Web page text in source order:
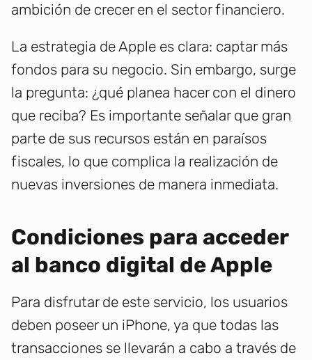
ambición de crecer en el sector financiero.
La estrategia de Apple es clara: captar más
fondos para su negocio. Sin embargo, surge
la pregunta: ¿qué planea hacer con el dinero
que reciba? Es importante señalar que gran
parte de sus recursos están en paraísos
fiscales, lo que complica la realización de
nuevas inversiones de manera inmediata.
Condiciones para acceder
al banco digital de Apple
Para disfrutar de este servicio, los usuarios
deben poseer un iPhone, ya que todas las
transacciones se llevarán a cabo a través de